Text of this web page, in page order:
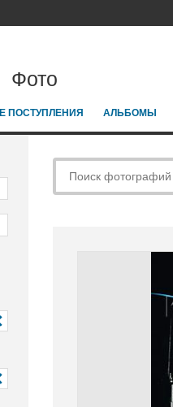
Фото
ПОСТУПЛЕНИЯ АЛЬБОМЫ